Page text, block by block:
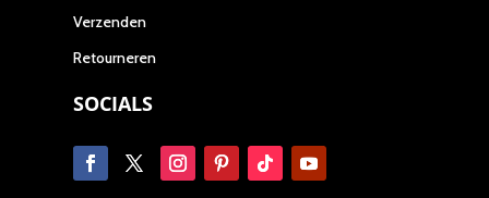
Verzenden
Retourneren
SOCIALS